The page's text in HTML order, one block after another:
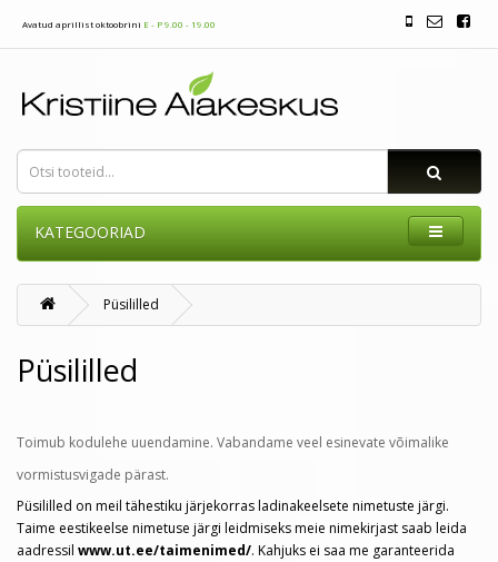
Avatud aprillist oktoobrini E - P 9.00 - 19.00
KATEGOORIAD
Püsililled
Püsililled
Toimub kodulehe uuendamine. Vabandame veel esinevate võimalike
vormistusvigade pärast.
Püsililled on meil tähestiku järjekorras ladinakeelsete nimetuste järgi.
Taime eestikeelse nimetuse järgi leidmiseks meie nimekirjast saab leida
aadressil www.ut.ee/taimenimed/. Kahjuks ei saa me garanteerida